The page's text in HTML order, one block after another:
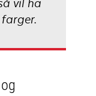
vil ha